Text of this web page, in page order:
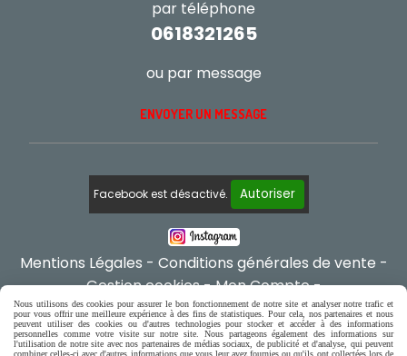
par téléphone
0618321265
ou par message
ENVOYER UN MESSAGE
Facebook est désactivé. Autoriser
Mentions Légales
Conditions générales de vente
Gestion cookies
Mon Compte
Créer un site internet
Nous utilisons des cookies pour assurer le bon fonctionnement de notre site et analyser notre trafic et
pour vous offrir une meilleure expérience à des fins de statistiques. Pour cela, nos partenaires et nous
peuvent utiliser des cookies ou d'autres technologies pour stocker et accéder à des informations
personnelles comme votre visite sur notre site. Nous partageons également des informations sur
l'utilisation de notre site avec nos partenaires de médias sociaux, de publicité et d'analyse, qui peuvent
combiner celles-ci avec d'autres informations que vous leur avez fournies ou qu'ils ont collectées lors de